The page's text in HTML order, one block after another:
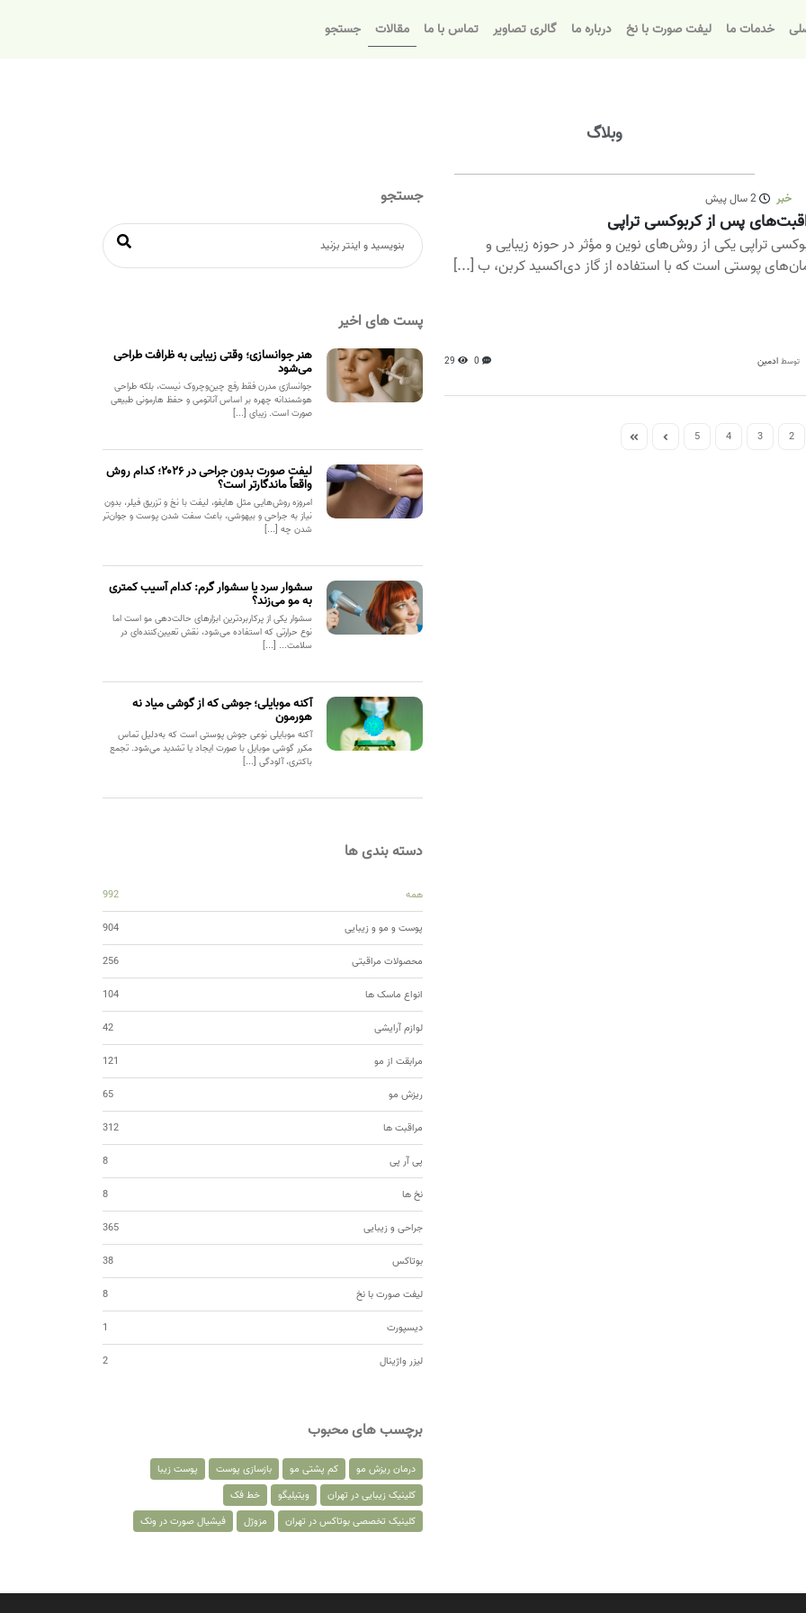
خدمات ما لیفت صورت با نخ درباره ما گالری تصاویر تماس با ما مقالات جستجو
وبلاگ
خبر 2 سال پیش
پس از کربوکسی تراپی
تراپی یکی از روش‌های نوین و مؤثر در حوزه زیبایی و
پوستی است که با استفاده از گاز دی‌اکسید کربن، ب [...]
توسطادمین 0
29
2
3
4
5
جستجو
پست های اخیر
هنر جوانسازی؛ وقتی زیبایی به ظرافت طراحی
می‌شود
جوانسازی مدرن فقط رفع چین‌وچروک نیست، بلکه طراحی
هوشمندانه چهره بر اساس آناتومی و حفظ هارمونی طبیعی
صورت است. زیبای [...]
لیفت صورت بدون جراحی در ۲۰۲۶؛ کدام روش
واقعاً ماندگارتر است؟
امروزه روش‌هایی مثل هایفو، لیفت با نخ و تزریق فیلر، بدون
نیاز به جراحی و بیهوشی، باعث سفت شدن پوست و جوان‌تر
شدن چه [...]
سشوار سرد یا سشوار گرم: کدام آسیب کمتری
به مو می‌زند؟
سشوار یکی از پرکاربردترین ابزارهای حالت‌دهی مو است اما
نوع حرارتی که استفاده می‌شود، نقش تعیین‌کننده‌ای در
سلامت... [...]
آکنه موبایلی؛ جوشی که از گوشی میاد نه
هورمون
آکنه موبایلی نوعی جوش پوستی است که به‌دلیل تماس
مکرر گوشی موبایل با صورت ایجاد یا تشدید می‌شود. تجمع
باکتری، آلودگی [...]
دسته بندی ها
همه 992
پوست و مو و زیبایی 904
محصولات مراقبتی 256
انواع ماسک ها 104
لوازم آرایشی 42
مرابقت از مو 121
ریزش مو 65
مراقبت ها 312
پی آر پی 8
نخ ها 8
جراحی و زیبایی 365
بوتاکس 38
لیفت صورت با نخ 8
دیسپورت 1
لیزر واژینال 2
برچسب های محبوب
درمان ریزش مو کم پشتی مو بازسازی پوست
پوست زیبا
کلینیک زیبایی در تهران
ویتیلیگو
خط فک
کلینیک تخصصی بوتاکس در تهران
مزوژل فیشیال صورت در ونک